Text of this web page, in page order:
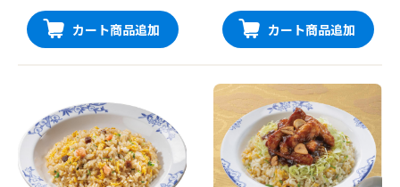
カート商品追加 カート商品追加